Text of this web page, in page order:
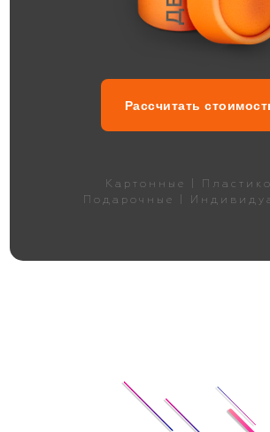
Картонные |
Подарочные |
Рассчитать